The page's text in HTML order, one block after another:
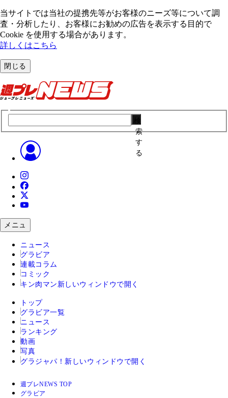
当サイトでは当社の提携先等がお客様のニーズ等について調
査・分析したり、お客様にお勧めの広告を表⽰する⽬的で
Cookie を使⽤する場合があります。
詳しくはこちら
閉じる
索
す
る
メニュ
ニュース
グラビア
連載コラム
コミック
キン肉マン 新しいウィンドウで開く
トップ
グラビア一覧
ニュース
ランキング
動画
写真
グラジャパ！ 新しいウィンドウで開く
週プレNEWS TOP
グラビア